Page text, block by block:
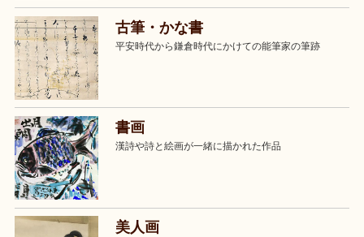
古筆・かな書
平安時代から鎌倉時代にかけての能筆家の筆跡
書画
漢詩や詩と絵画が一緒に描かれた作品
美人画